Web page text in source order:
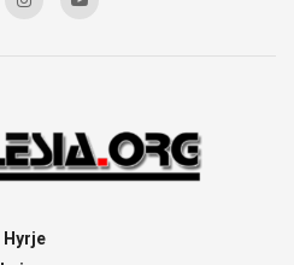
Hyrje